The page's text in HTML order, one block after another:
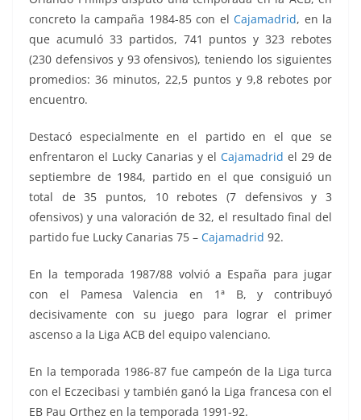
concreto la campaña 1984-85 con el Cajamadrid, en la
que acumuló 33 partidos, 741 puntos y 323 rebotes
(230 defensivos y 93 ofensivos), teniendo los siguientes
promedios: 36 minutos, 22,5 puntos y 9,8 rebotes por
encuentro.
Destacó especialmente en el partido en el que se
enfrentaron el Lucky Canarias y el Cajamadrid el 29 de
septiembre de 1984, partido en el que consiguió un
total de 35 puntos, 10 rebotes (7 defensivos y 3
ofensivos) y una valoración de 32, el resultado final del
partido fue Lucky Canarias 75 – Cajamadrid 92.
En la temporada 1987/88 volvió a España para jugar
con el Pamesa Valencia en 1ª B, y contribuyó
decisivamente con su juego para lograr el primer
ascenso a la Liga ACB del equipo valenciano.
En la temporada 1986-87 fue campeón de la Liga turca
con el Eczecibasi y también ganó la Liga francesa con el
EB Pau Orthez en la temporada 1991-92.